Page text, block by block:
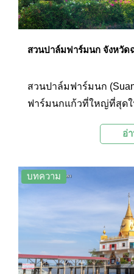
สวนปาล์มฟาร์มนก จังหวัด
สวนปาล์มฟาร์มนก
ฟาร์มนกแก้วที่ใหญ่ที่สุดใ
บูรณาการเกี่ยวกับนกแก้
อันร่มรื่นของสวนปาล์มน
อ่
บทความ